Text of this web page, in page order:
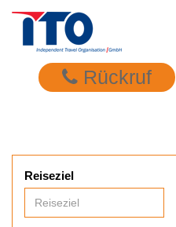
Rückruf
Reiseziel